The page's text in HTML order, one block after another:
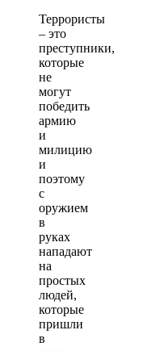
Террористы
– это
преступники,
которые
не
могут
победить
армию
и
милицию
и
поэтому
с
оружием
в
руках
нападают
на
простых
людей,
которые
пришли
в